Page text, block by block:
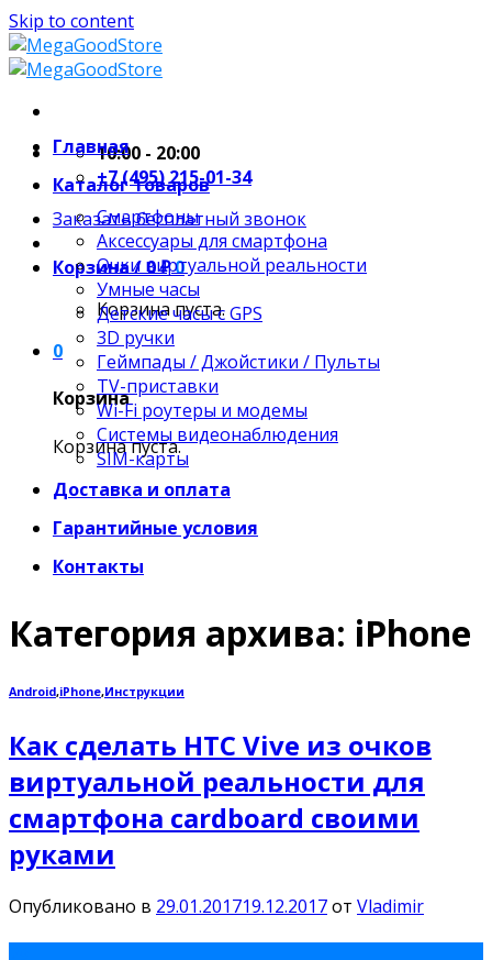
Skip to content
10:00 - 20:00
+7 (495) 215-01-34
Заказать бесплатный звонок
Корзина /0₽0
Корзина пуста.
0
Корзина
Корзина пуста.
Главная
Каталог товаров
Смартфоны
Аксессуары для смартфона
Очки виртуальной реальности
Умные часы
Детские часы с GPS
3D ручки
Геймпады / Джойстики / Пульты
TV-приставки
Wi-Fi роутеры и модемы
Системы видеонаблюдения
SIM-карты
Доставка и оплата
Гарантийные условия
Контакты
Категория архива: iPhone
Android,iPhone,Инструкции
Как сделать HTC Vive из очков
виртуальной реальности для
смартфона cardboard своими
руками
Опубликовано в 29.01.201719.12.2017от Vladimir